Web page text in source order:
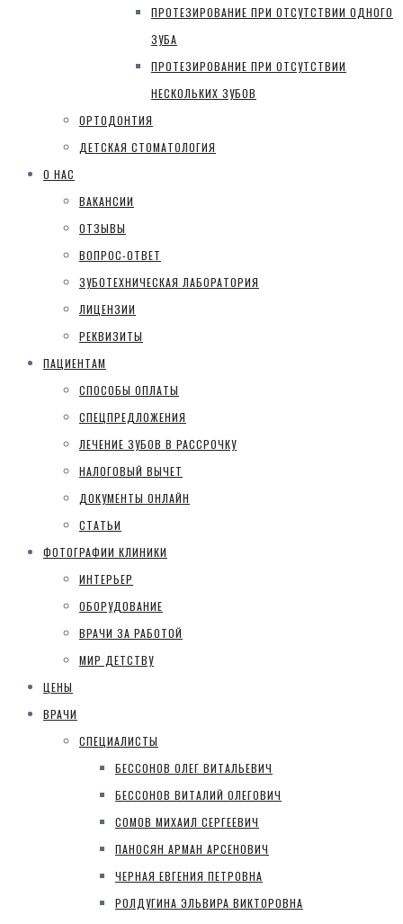
ПРОТЕЗИРОВАНИЕ ПРИ ОТСУТСТВИИ ОДНОГО
ЗУБА
ПРОТЕЗИРОВАНИЕ ПРИ ОТСУТСТВИИ
НЕСКОЛЬКИХ ЗУБОВ
ОРТОДОНТИЯ
ДЕТСКАЯ СТОМАТОЛОГИЯ
О НАС
ВАКАНСИИ
ОТЗЫВЫ
ВОПРОС-ОТВЕТ
ЗУБОТЕХНИЧЕСКАЯ ЛАБОРАТОРИЯ
ЛИЦЕНЗИИ
РЕКВИЗИТЫ
ПАЦИЕНТАМ
СПОСОБЫ ОПЛАТЫ
СПЕЦПРЕДЛОЖЕНИЯ
ЛЕЧЕНИЕ ЗУБОВ В РАССРОЧКУ
НАЛОГОВЫЙ ВЫЧЕТ
ДОКУМЕНТЫ ОНЛАЙН
СТАТЬИ
ФОТОГРАФИИ КЛИНИКИ
ИНТЕРЬЕР
ОБОРУДОВАНИЕ
ВРАЧИ ЗА РАБОТОЙ
МИР ДЕТСТВУ
ЦЕНЫ
ВРАЧИ
СПЕЦИАЛИСТЫ
БЕССОНОВ ОЛЕГ ВИТАЛЬЕВИЧ
БЕССОНОВ ВИТАЛИЙ ОЛЕГОВИЧ
СОМОВ МИХАИЛ СЕРГЕЕВИЧ
ПАНОСЯН АРМАН АРСЕНОВИЧ
ЧЕРНАЯ ЕВГЕНИЯ ПЕТРОВНА
РОЛДУГИНА ЭЛЬВИРА ВИКТОРОВНА